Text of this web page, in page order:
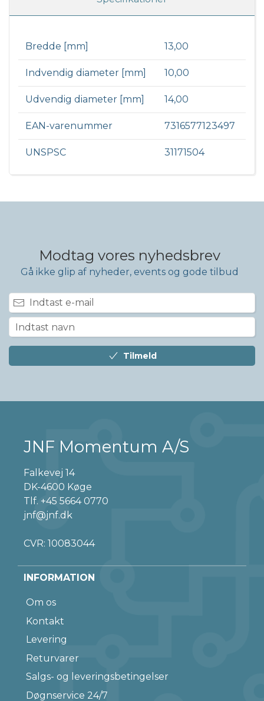
Bredde [mm] 13,00
Indvendig diameter [mm] 10,00
Udvendig diameter [mm] 14,00
EAN-varenummer 7316577123497
UNSPSC 31171504
Modtag vores nyhedsbrev
Gå ikke glip af nyheder, events og gode tilbud
Tilmeld
JNF Momentum A/S
Falkevej 14
DK-4600 Køge
Tlf. +45 5664 0770
jnf@jnf.dk
CVR: 10083044
INFORMATION
Om os
Kontakt
Levering
Returvarer
Salgs- og leveringsbetingelser
Døgnservice 24/7